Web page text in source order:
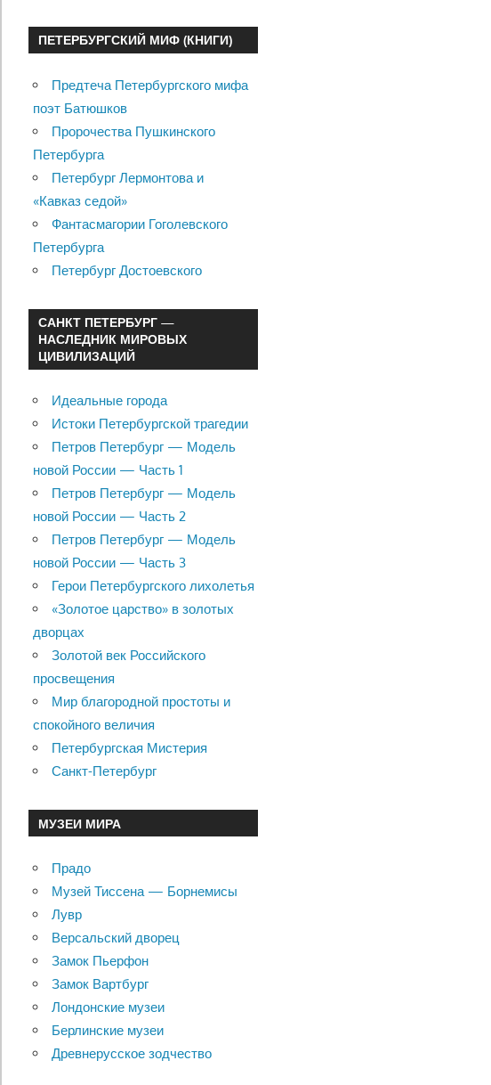
ПЕТЕРБУРГСКИЙ МИФ (КНИГИ)
Предтеча Петербургского мифа
поэт Батюшков
Пророчества Пушкинского
Петербурга
Петербург Лермонтова и
«Кавказ седой»
Фантасмагории Гоголевского
Петербурга
Петербург Достоевского
САНКТ ПЕТЕРБУРГ —
НАСЛЕДНИК МИРОВЫХ
ЦИВИЛИЗАЦИЙ
Идеальные города
Истоки Петербургской трагедии
Петров Петербург — Модель
новой России — Часть 1
Петров Петербург — Модель
новой России — Часть 2
Петров Петербург — Модель
новой России — Часть 3
Герои Петербургского лихолетья
«Золотое царство» в золотых
дворцах
Золотой век Российского
просвещения
Мир благородной простоты и
спокойного величия
Петербургская Мистерия
Санкт-Петербург
МУЗЕИ МИРА
Прадо
Музей Тиссена — Борнемисы
Лувр
Версальский дворец
Замок Пьерфон
Замок Вартбург
Лондонские музеи
Берлинские музеи
Древнерусское зодчество